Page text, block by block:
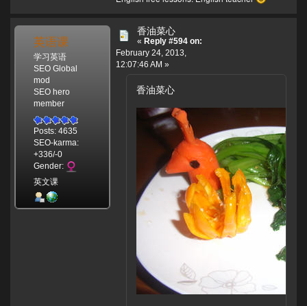
英语课
学习英语
SEO Global
mod
SEO hero
member
Posts: 4635
SEO-karma:
+336/-0
Gender:
英文课
香油菜心
« Reply #594 on:
February 24, 2013,
12:07:46 AM »
香油菜心